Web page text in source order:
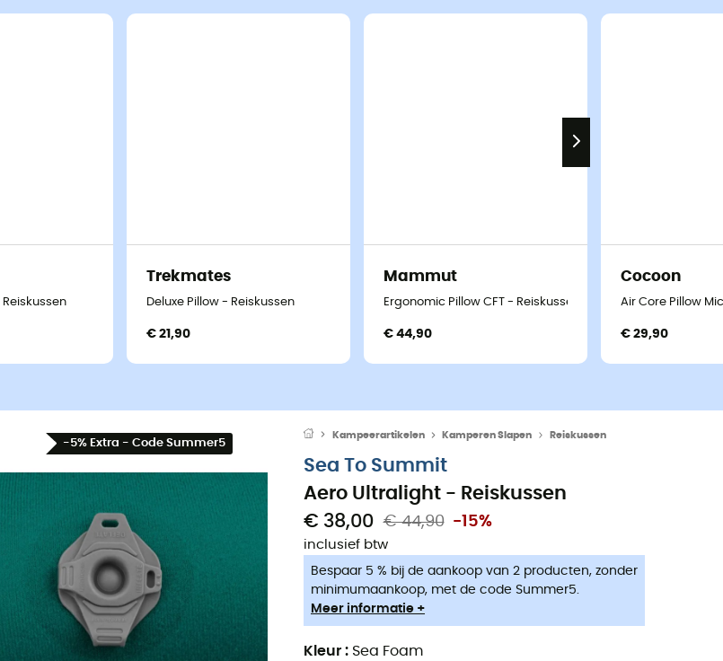
Trekmates
Deluxe Pillow - Reiskussen
€ 21,90
Mammut
Ergonomic Pillow CFT - Reiskussen
€ 44,90
Cocoon
Air Core Pillow
€ 29,90
-5% Extra - Code Summer5
Kampeerartikelen Kamperen Slapen Reiskussen
Sea To Summit
Aero Ultralight - Reiskussen
€ 38,00 € 44,90 -15%
inclusief btw
Bespaar 5 % bij de aankoop van 2 producten, zonder
minimumaankoop, met de code Summer5.
Meer informatie +
Kleur : Sea Foam